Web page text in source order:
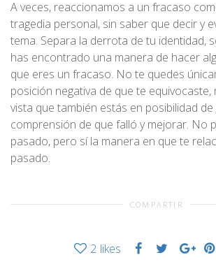
A veces, reaccionamos a un fracaso
tragedia personal, sin saber que decir y
tema. Separa la derrota de tu identidad,
has encontrado una manera de hacer
que eres un fracaso. No te quedes
posición negativa de que te equivocaste,
vista que también estás en posibilidad
comprensión de que falló y mejorar. No
pasado, pero sí la manera en que te
pasado.
COMPARTIR
2 likes